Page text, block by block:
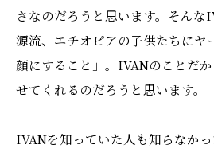
さなのだろうと思います。そんな
源流、エチオピアの子供たちにヤ
顔にすること」。IVANのことだ
せてくれるのだろうと思います。
IVANを知っていた人も知らなか